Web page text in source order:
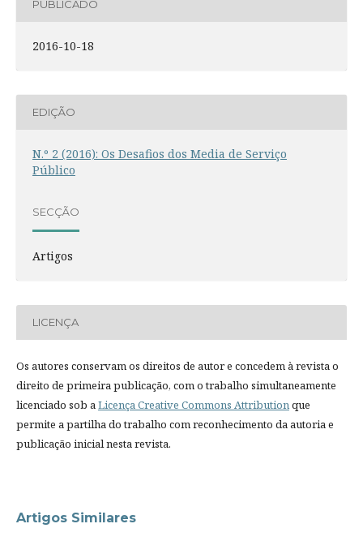
PUBLICADO
2016-10-18
EDIÇÃO
N.º 2 (2016): Os Desafios dos Media de Serviço
Público
SECÇÃO
Artigos
LICENÇA
Os autores conservam os direitos de autor e concedem à revista o
direito de primeira publicação, com o trabalho simultaneamente
licenciado sob aLicença Creative Commons Attributionque
permite a partilha do trabalho com reconhecimento da autoria e
publicação inicial nesta revista.
Artigos Similares